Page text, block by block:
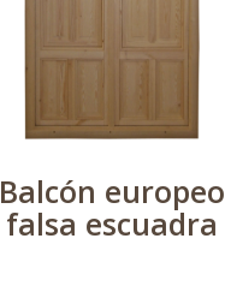
Balcón europeo
falsa escuadra